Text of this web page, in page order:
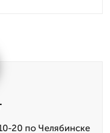
20 по Челябинске